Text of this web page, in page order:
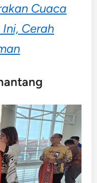
Cuaca
Cerah